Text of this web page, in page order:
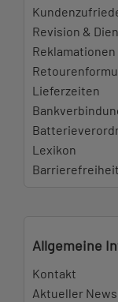
Revision &
Reklamationen
Lieferzeiten
Lexikon
Allgemeine
Kontakt
Aktueller